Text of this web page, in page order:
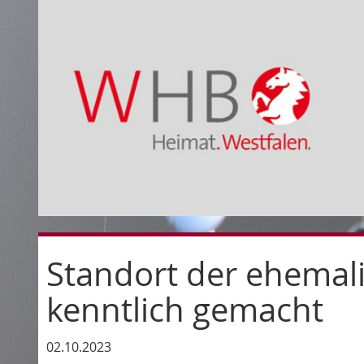
Standort der
kenntlich gemacht
02.10.2023